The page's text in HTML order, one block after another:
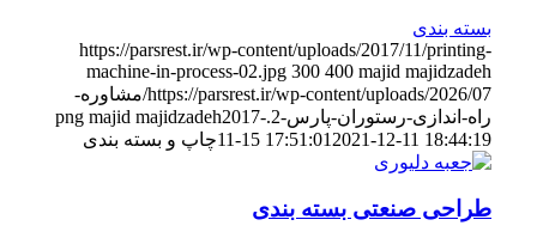
بسته بندی
https://parsrest.ir/wp-content/uploads/2017/11/printing-
machine-in-process-02.jpg 300 400 majid majidzadeh
https://parsrest.ir/wp-content/uploads/2026/07/مشاوره-
راه-اندازی-رستوران-پارس-2.png
majid majidzadeh2017-
11-15 17:51:012021-12-11 18:44:19 چاپ و بسته بندی
طراحی صنعتی بسته بندی